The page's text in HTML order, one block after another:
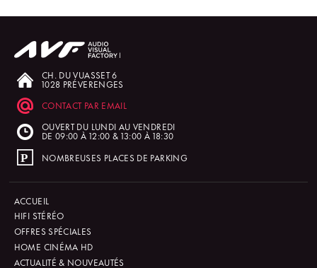
CH. DU VUASSET 6
1028 PRÉVERENGES
CONTACT PAR EMAIL
OUVERT DU LUNDI AU VENDREDI
DE 09:00 À 12:00 & 13:00 À 18:30
NOMBREUSES PLACES DE PARKING
ACCUEIL
HIFI STÉRÉO
OFFRES SPÉCIALES
HOME CINÉMA HD
ACTUALITÉ & NOUVEAUTÉS